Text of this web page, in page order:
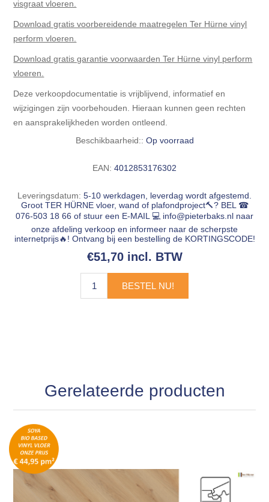
visgraat vloeren.
Download gratis voorbereidende maatregelen Ter Hürne vinyl
perform vloeren.
Download gratis garantie voorwaarden Ter Hürne vinyl perform
vloeren.
Deze verkoopdocumentatie is vrijblijvend, informatief en
wijzigingen zijn voorbehouden. Hieraan kunnen geen rechten
en aansprakelijkheden worden ontleend.
Beschikbaarheid:: Op voorraad
EAN: 4012853176302
Leveringsdatum: 5-10 werkdagen, leverdag wordt afgestemd.
Groot TER HÜRNE vloer, wand of plafondproject🔨? BEL ☎
076-503 18 66 of stuur een E-MAIL 💻 info@pieterbaks.nl naar
onze afdeling verkoop en informeer naar de scherpste
internetprijs🔥! Ontvang bij een bestelling de KORTINGSCODE!
€51,70 incl. BTW
BESTEL NU!
Gerelateerde producten